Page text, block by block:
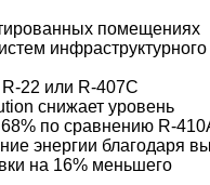
помещениях
инфраструктурного
22 или R-407C
снижает уровень
по сравнению R-
энергии благодаря
на 16% меньшего